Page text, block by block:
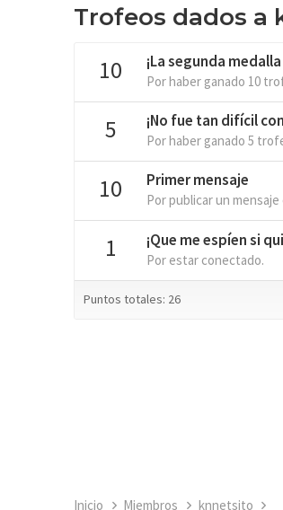
Trofeos dados a
10 ¡La segunda
Por haber ganado 10
5 ¡No fue tan difícil
Por haber ganado 5
10 Primer mensaje
Por publicar un
1 ¡Que me espíen si
Por estar conectado.
Puntos totales: 26
Inicio Miembros knnetsito